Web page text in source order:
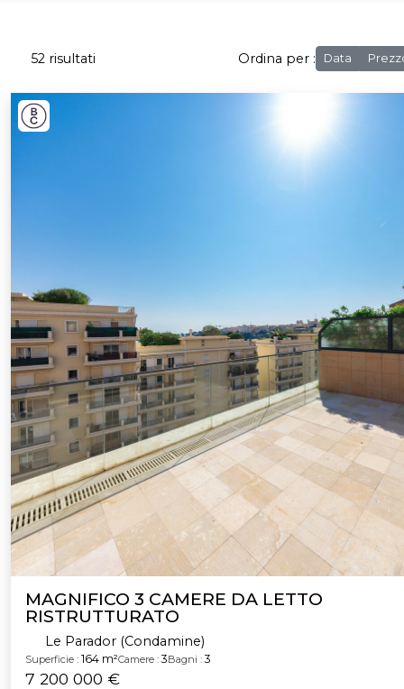
52 risultati Ordina per : Data
MAGNIFICO 3 CAMERE DA LETTO
RISTRUTTURATO
Le Parador (Condamine)
Superficie : 164 m²Camere : 3Bagni : 3
7 200 000 €